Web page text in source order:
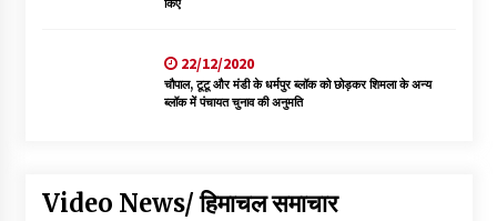
किए
22/12/2020
चौपाल, टूटू और मंडी के धर्मपुर ब्लॉक को छोड़कर शिमला के अन्य
ब्लॉक में पंचायत चुनाव की अनुमति
Video News/ हिमाचल समाचार